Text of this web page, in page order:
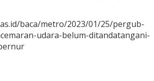
baca/metro/2023/01/25/pergub-
udara-belum-ditandatangani-